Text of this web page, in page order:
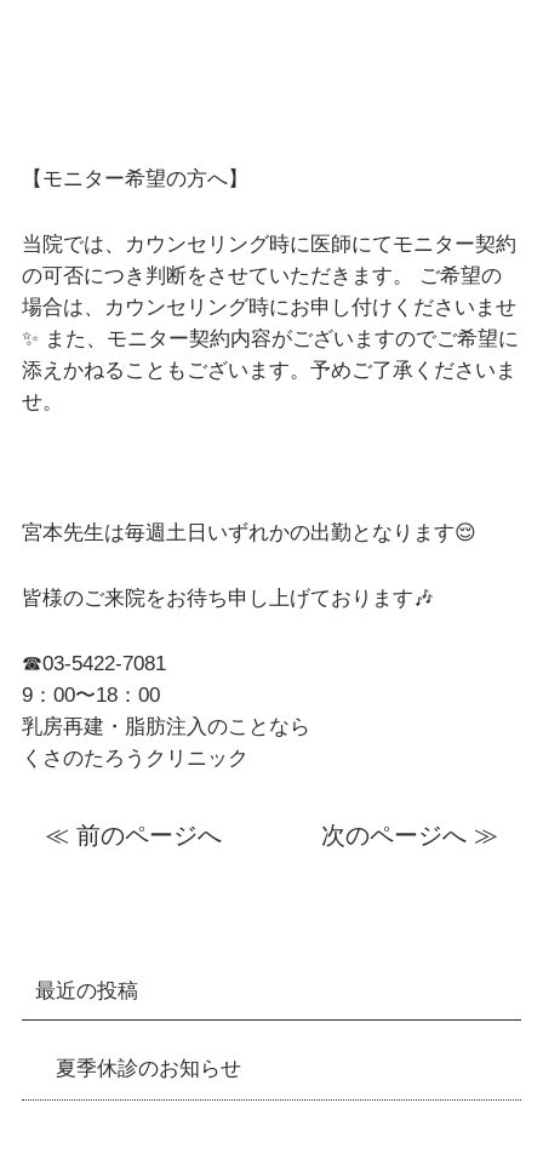
最近の投稿
夏季休診のお知らせ
【モニター希望の方へ】
当院では、カウンセリング時に医師にてモニター契約
の可否につき判断をさせていただきます。 ご希望の
場合は、カウンセリング時にお申し付けくださいませ
✨ また、モニター契約内容がございますのでご希望に
添えかねることもございます。予めご了承くださいま
せ。
宮本先生は毎週土日いずれかの出勤となります😌
皆様のご来院をお待ち申し上げております🎶
☎︎03-5422-7081
9：00〜18：00
乳房再建・脂肪注入のことなら
くさのたろうクリニック
≪ 前のページへ 次のページへ ≫